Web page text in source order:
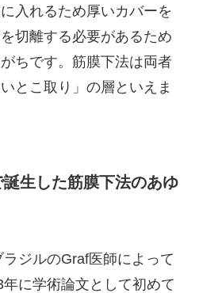
入れるため厚いカバーを
切離する必要があるため
ちです。筋膜下法は両者
とこ取り」の層といえま
生した筋膜下法のあゆ
ジルのGraf医師によって
に学術論文として初めて